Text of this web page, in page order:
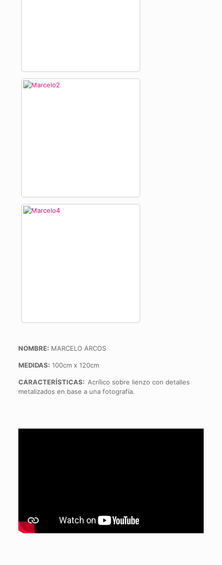
NOMBRE: MARCELO ARCOS
MEDIDAS: 100cm x 120cm
CARACTERÍSTICAS: Acrílico sobre lienzo con detalles
metalizados en base a una fotografía.